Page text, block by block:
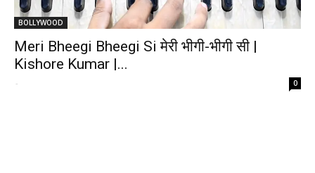
BOLLYWOOD
Meri Bheegi Bheegi Si मेरी भीगी-भीगी सी |
Kishore Kumar |...
- 0